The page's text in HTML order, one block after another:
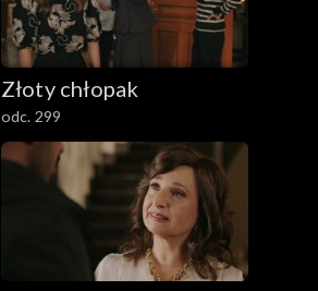
Złoty chłopak
odc. 299